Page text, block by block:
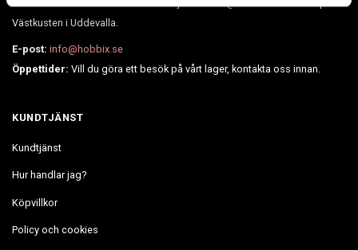
Västkusten i Uddevalla.
E-post: info@hobbix.se
Öppettider: Vill du göra ett besök på vårt lager, kontakta oss innan.
KUNDTJÄNST
Kundtjänst
Hur handlar jag?
Köpvillkor
Policy och cookies